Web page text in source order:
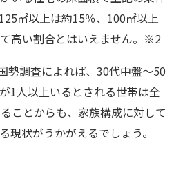
㎡以上は約15％、100㎡以上
高い割合とはいえません。※2
勢調査によれば、30代中盤～50
1人以上いるとされる世帯は全
ことからも、家族構成に対して
現状がうかがえるでしょう。